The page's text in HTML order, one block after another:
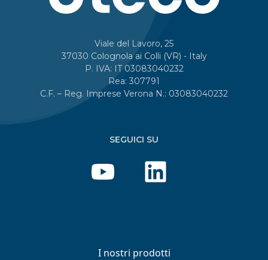
Viale del Lavoro, 25
37030 Colognola ai Colli (VR) - Italy
P. IVA: IT 03083040232
Rea: 307791
C.F. – Reg. Imprese Verona N.: 03083040232
SEGUICI SU
I nostri prodotti